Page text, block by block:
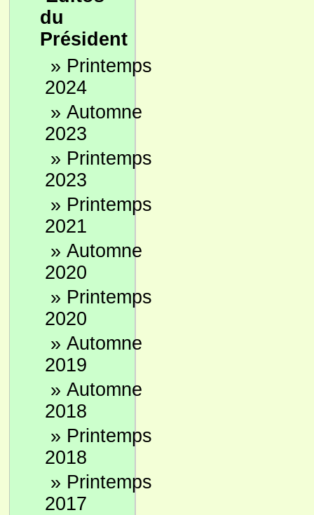
du
Président
» Printemps
2024
» Automne
2023
» Printemps
2023
» Printemps
2021
» Automne
2020
» Printemps
2020
» Automne
2019
» Automne
2018
» Printemps
2018
» Printemps
2017